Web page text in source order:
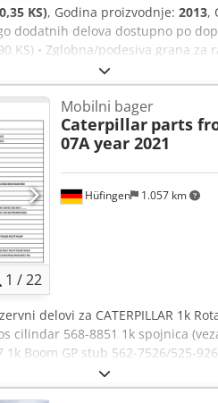
KS), Godina proizvodnje: 2013,
dodatnih delova dostupno po
KS) • Zglobna/podesiva grana za
Agfock • Klima uređaj • Verzija sa
1 x dubinska kašika 1,3 m³ i 1 x
mašina! - ispravno stanje! -
= Dodatne informacije =
1 /22
Hüfingen 1.057 km
Mobilni bager
Caterpillar parts
07A year 2021
delovi za CATERPILLAR 1k
cilindar 568-8851 1k spojnica
Boom GP stub 562-7526/525-
E Dwxjfx Agfek 1k Hidr. cilindar
540-1348 1k Travel motor 550-